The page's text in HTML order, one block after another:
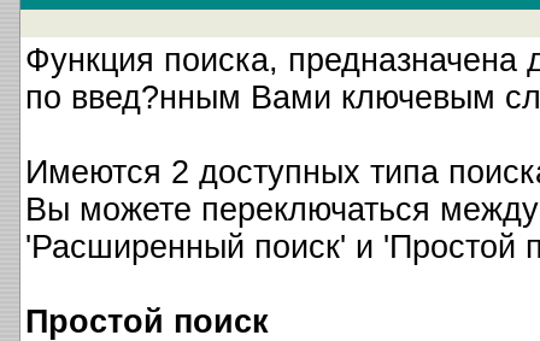
Функция поиска,
по введ?нным Вами ключевым
Имеются 2 доступных типа
Вы можете переключаться
'Расширенный поиск' и 'Простой
Простой поиск